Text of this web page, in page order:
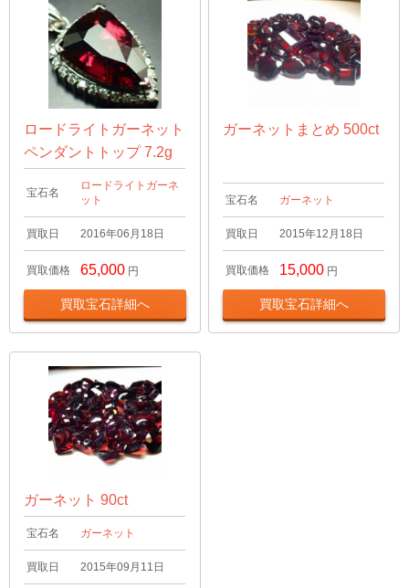
ロードライトガーネット
ペンダントトップ 7.2g
宝石名
ロードライトガーネ
ット
買取日 2016年06月18日
買取価格 65,000 円
買取宝石詳細へ
ガーネットまとめ 500ct
宝石名 ガーネット
買取日 2015年12月18日
買取価格 15,000 円
買取宝石詳細へ
ガーネット 90ct
宝石名 ガーネット
買取日 2015年09月11日